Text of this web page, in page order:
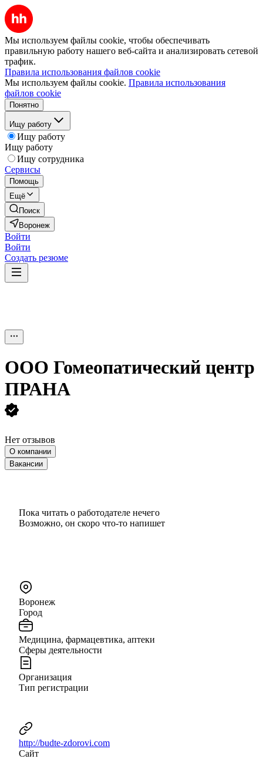
Мы используем файлы cookie, чтобы обеспечивать
правильную работу нашего веб-сайта и анализировать сетевой
трафик.
Правила использования файлов cookie
Мы используем файлы cookie. Правила использования
файлов cookie
Понятно
Ищу работу
Ищу работу
Ищу работу
Ищу сотрудника
Сервисы
Помощь
Ещё
Поиск
Воронеж
Войти
Войти
Создать резюме
ООО Гомеопатический центр
ПРАНА
Нет отзывов
О компании
Вакансии
Пока читать о работодателе нечего
Возможно, он скоро что‑то напишет
Воронеж
Город
Медицина, фармацевтика, аптеки
Сферы деятельности
Организация
Тип регистрации
http://budte-zdorovi.com
Сайт